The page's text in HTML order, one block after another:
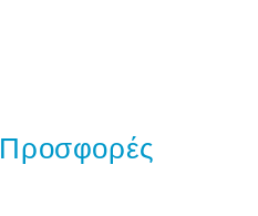
Προσφορές